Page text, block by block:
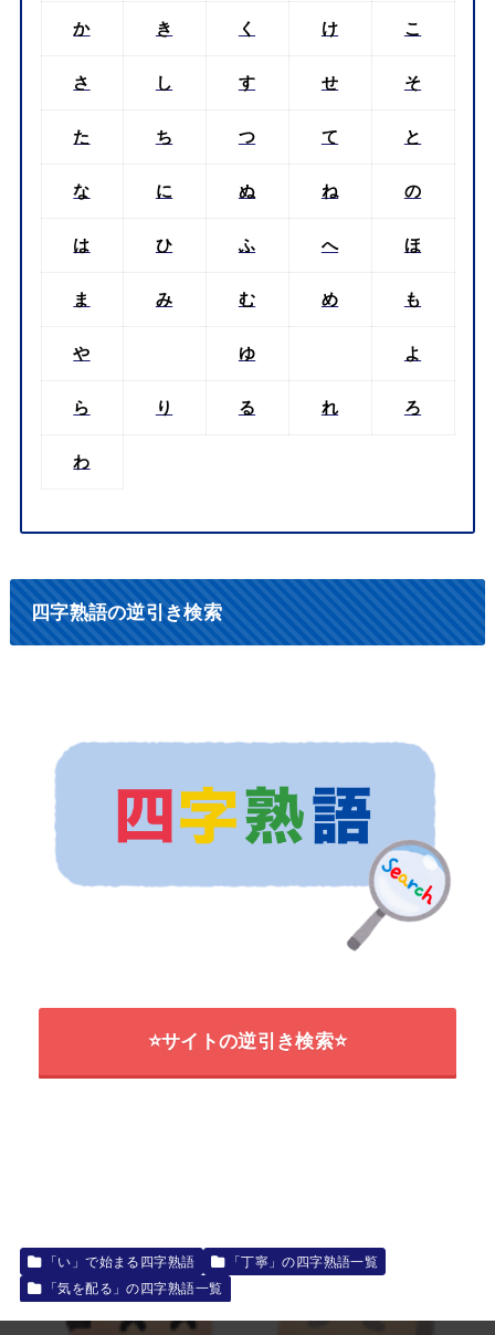
か き く け こ
さ し す せ そ
た ち つ て と
な に ぬ ね の
は ひ ふ へ ほ
ま み む め も
や ゆ よ
ら り る れ ろ
わ
四字熟語の逆引き検索
⭐サイトの逆引き検索⭐
「い」で始まる四字熟語
「丁寧」の四字熟語一覧
「気を配る」の四字熟語一覧